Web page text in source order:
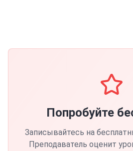
Попробуйте
Записывайтесь на
Преподаватель оценит